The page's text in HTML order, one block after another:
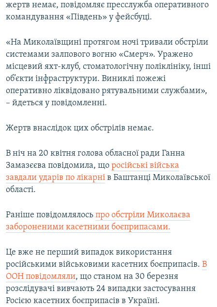
Усі сайти RFE/RL
жертв немає, повідомляє пресслужба оперативного
командування «Південь» у фейсбуці.
«На Миколаївщині протягом ночі тривали обстріли
системами залпового вогню «Смерч». Уражено
місцевий яхт-клуб, стоматологічну поліклініку, інші
об’єкти інфраструктури. Виниклі пожежі
оперативно ліквідовано рятувальними службами»,
– йдеться у повідомленні.
Жертв внаслідок цих обстрілів немає.
В ніч на 20 квітня голова обласної ради Ганна
Замазєєва повідомила, що російські війська
завдали ударів по лікарні в Баштанці Миколаївської
області.
Раніше повідомлялось про обстріли Миколаєва
забороненими касетними боєприпасами.
Це вже не перший випадок використання
російськими військовими касетних боєприпасів. В
ООН повідомляли, що станом на 30 березня
розслідувачі вивчають 24 випадки застосування
Росією касетних боєприпасів в Україні.